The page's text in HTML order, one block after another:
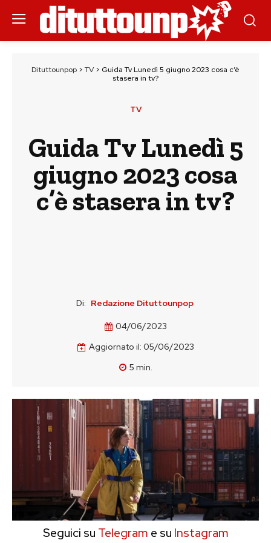
Dituttounpop > TV > Guida Tv Lunedì 5 giugno 2023 cosa c’è
stasera in tv?
TV
Guida Tv Lunedì 5
giugno 2023 cosa
c’è stasera in tv?
Di: Redazione Dituttounpop
04/06/2023
Aggiornato il: 05/06/2023
5 min.
Seguici su Telegram e su Instagram